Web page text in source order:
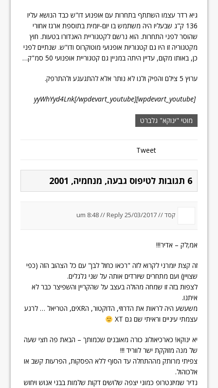
גיא רדר עצמו השתתף בתחרות עם אופנוע דו"ש כבד הנושא עליו
136 ק"ג שבעליו היה משתמש בו יום-יומית בתוספת ארגז אחורי
שהוסר לפני התחרות. הוא נרשם לקטגוריית האנדורו בטעות. חוץ
מקטגוריה זו היו גם קטגוריות אופנועי מוטוקרוס ודו"ש. שנתיים לפני
כן, באותו מקום, עדיין היתה במניין גם קטגוריית אופנועי 50 סמ"ק…
ערוץ 5 צילם והפיק ולנו לא נותר אלא להתגעגע ולהתרפק.
[wpdevart_youtube]yyWhYyd4Lnk[/wpdevart_youtube]
מוטי "ינוקא" גלברט
Tweet
6 תגובות לטיפוס גבעה, מנחמיה, 2001
קסד //25/03/2017 um 8:48
//Reply
אמ;לק – אדיר!!!
זה קצת יומרני לקרוא לזה "רכאו כחול לבן" עם כל הצהוב הזה (כפי
שצויין) ועם מתחרים שיורדים אותה על שני גלגלים.
לצפות בזה זו שמחה מהולה בעצב על שהקריין והשפיצר כבר לא
איתנו.
משעשע היה לראות את הדרוזי, הדוקטור, הXRים, הטריאל … לרגע
עצמתי עיניים וראיתי שם גם XT
יא ינוקא! כארכיאולוג כורה מאובנים שכמותך – הבאת פה חצי שעה
של מנה מזוקקת ישר לווריד !!!
צפיתי מרותק מההתחלה עד הסוף ללא הפסקות, הפרעות קשב או
אלכוהול.
נדיר שמיזנטרופ כמוני יצפה שלושים דקות שלמות בבני אנוש ויחוש